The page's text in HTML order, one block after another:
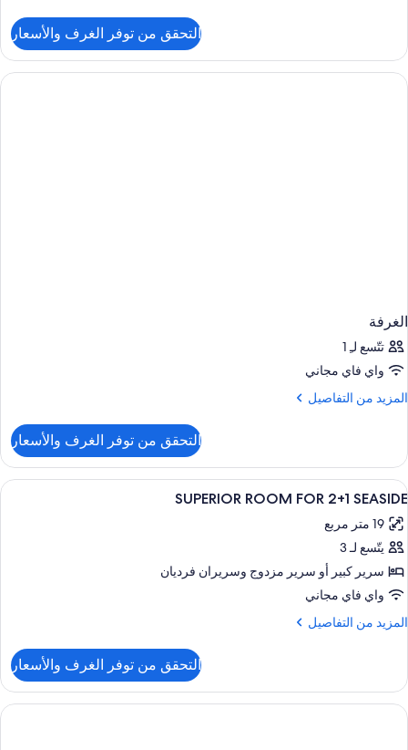
Superior
Room
for
التحقق من توفر الغرف والأسعار
الغرفة
تتّسع لـِ 1
واي فاي مجاني
المزيد من التفاصيل
المزيد
الغرفة
التحقق من توفر الغرف والأسعار
استعراض
جميع
صور
SUPERIOR
ROOM
FOR
2+1
SEASIDE
خزنة داخل الغرفة ومكتب وأسرّة أطفال/
3
SUPERIOR ROOM FOR 2+1 SEASIDE
19 متر مربع
يتّسع لـ 3
سرير كبير‫‬ أو سرير مزدوج‫‬ وسريران فرديان
واي فاي مجاني
المزيد من التفاصيل
المزيد
SUPERIOR
ROOM
FOR
التحقق من توفر الغرف والأسعار